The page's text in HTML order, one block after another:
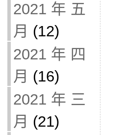
2021 年 五
月 (12)
2021 年 四
月 (16)
2021 年 三
月 (21)